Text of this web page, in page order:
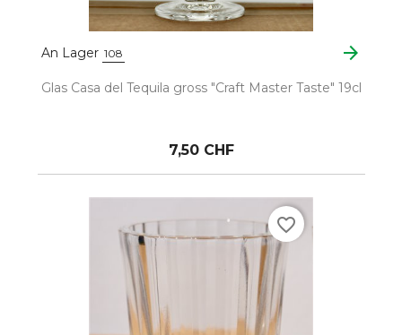
An Lager 108 arrow_forward
Glas Casa del Tequila gross "Craft Master Taste" 19cl
7,50 CHF
favorite_border